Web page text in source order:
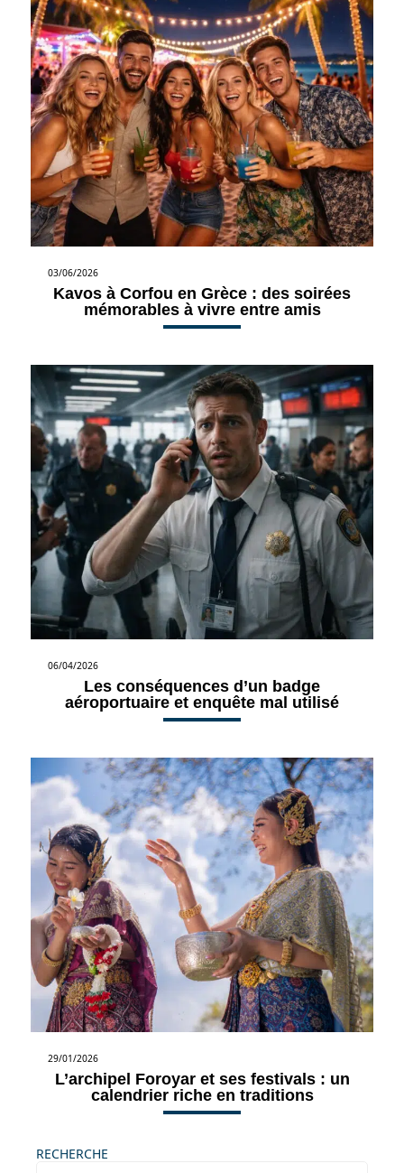
03/06/2026
Kavos à Corfou en Grèce : des soirées
mémorables à vivre entre amis
06/04/2026
Les conséquences d’un badge
aéroportuaire et enquête mal utilisé
29/01/2026
L’archipel Foroyar et ses festivals : un
calendrier riche en traditions
RECHERCHE